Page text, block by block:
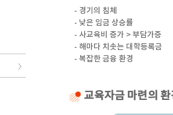
- 경기의 침체
- 낮은 임금 상승률
- 사교육비 증가 > 부담가증
- 해마다 치솟는 대학등록금
- 복잡한 금융 환경
교육자금 마련의